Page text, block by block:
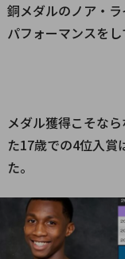
銅メダルのノア・
パフォーマンスを
メダル獲得こそな
た17歳での4位入賞
た。